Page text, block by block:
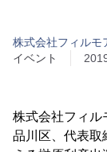
株式会社フィルモ
イベント
株式会社フィル
品川区、代表取